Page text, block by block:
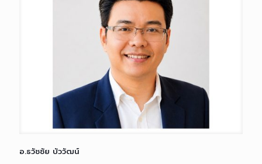
อ.ธวัชชัย บัววัฒน์